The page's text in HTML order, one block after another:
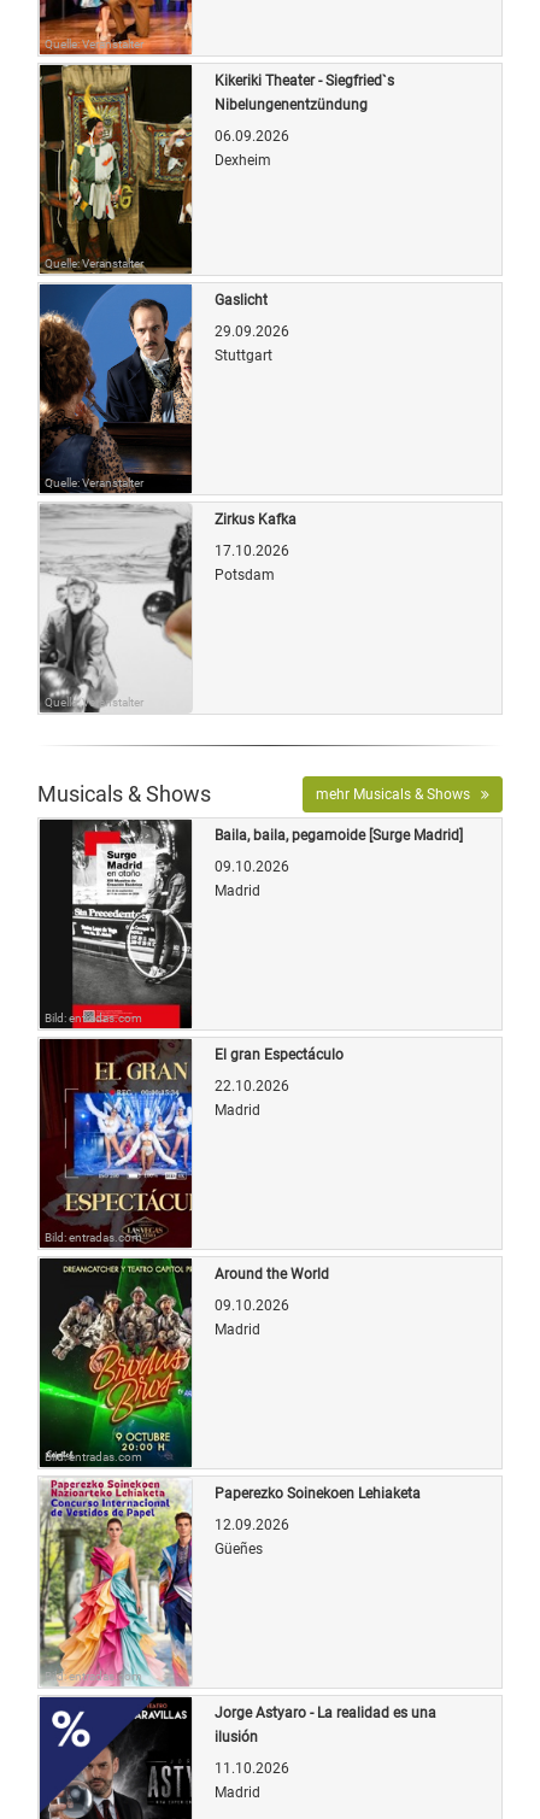
Quelle: Veranstalter
Quelle: Veranstalter
Kikeriki Theater - Siegfried`s
Nibelungenentzündung
06.09.2026
Dexheim
Quelle: Veranstalter
Gaslicht
29.09.2026
Stuttgart
Quelle: Veranstalter
Zirkus Kafka
17.10.2026
Potsdam
Musicals & Shows mehr Musicals & Shows
Bild: entradas.com
Baila, baila, pegamoide [Surge Madrid]
09.10.2026
Madrid
Bild: entradas.com
El gran Espectáculo
22.10.2026
Madrid
Bild: entradas.com
Around the World
09.10.2026
Madrid
Bild: entradas.com
Paperezko Soinekoen Lehiaketa
12.09.2026
Güeñes
Jorge Astyaro - La realidad es una
ilusión
11.10.2026
Madrid